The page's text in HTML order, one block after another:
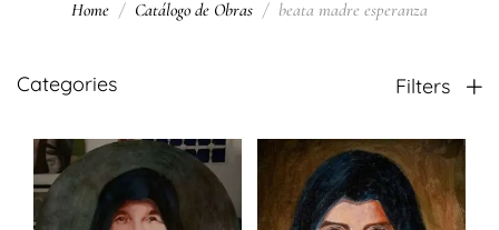
Home Catálogo de Obras beata madre esperanza
Categories Filters